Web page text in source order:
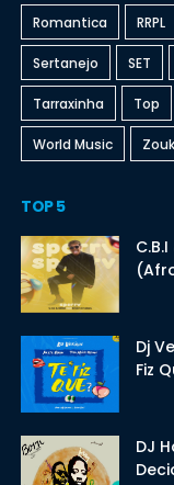
Romantica RRPL
Sertanejo SET
Tarraxinha Top
World Music Zouk
TOP 5
Dj
Fiz
DJ